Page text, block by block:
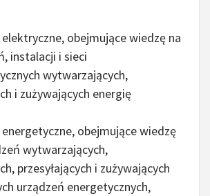
obejmujące wiedzę na
instalacji i sieci
wytwarzających,
i zużywających energię
obejmujące wiedzę
wytwarzających,
przesyłających i zużywających
urządzeń energetycznych,